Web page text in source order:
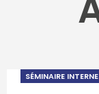
SÉMINAIRE INTERNE